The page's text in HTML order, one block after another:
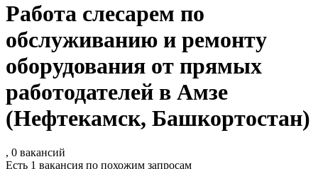
Работа слесарем по
обслуживанию и ремонту
оборудования от прямых
работодателей в Амзе
(Нефтекамск, Башкортостан)
, 0 вакансий
Есть 1 вакансия по похожим запросам